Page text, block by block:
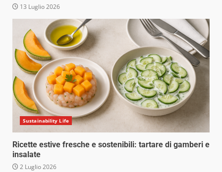
13 Luglio 2026
Sustainability Life
Ricette estive fresche e sostenibili: tartare di gamberi e
insalate
2 Luglio 2026